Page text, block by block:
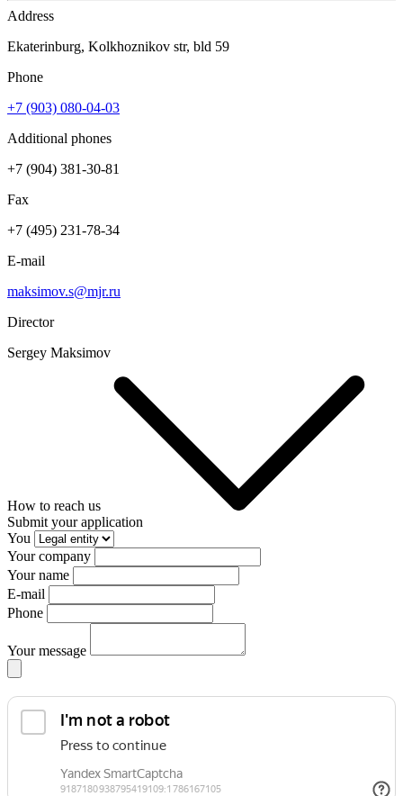
Address
Ekaterinburg, Kolkhoznikov str, bld 59
Phone
+7 (903) 080-04-03
Additional phones
+7 (904) 381-30-81
Fax
+7 (495) 231-78-34
E-mail
maksimov.s@mjr.ru
Director
Sergey Maksimov
How to reach us
Submit your application
You
Your company
Your name
E-mail
Phone
Your message